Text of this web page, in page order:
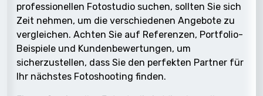
professionellen Fotostudio suchen, sollten Sie sich
Zeit nehmen, um die verschiedenen Angebote zu
vergleichen. Achten Sie auf Referenzen, Portfolio-
Beispiele und Kundenbewertungen, um
sicherzustellen, dass Sie den perfekten Partner für
Ihr nächstes Fotoshooting finden.